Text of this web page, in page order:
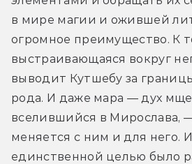
в мире магии и ожившей
огромное преимущество. К
выстраивающаяся вокруг
выводит Кутшебу за
рода. И даже мара — дух
вселившийся в Мирослава,
меняется с ним и для него.
единственной целью было